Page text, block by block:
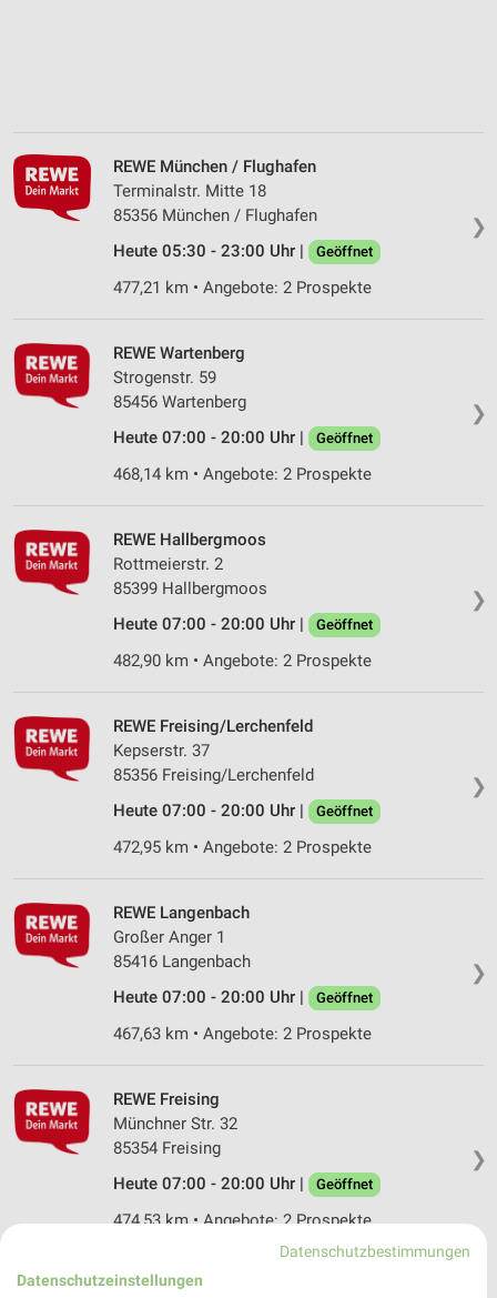
❯
REWE München / Flughafen
Terminalstr. Mitte 18
85356 München / Flughafen
Heute 05:30 - 23:00 Uhr |
Geöffnet
477,21 km • Angebote: 2 Prospekte
❯
REWE Wartenberg
Strogenstr. 59
85456 Wartenberg
Heute 07:00 - 20:00 Uhr |
Geöffnet
468,14 km • Angebote: 2 Prospekte
❯
REWE Hallbergmoos
Rottmeierstr. 2
85399 Hallbergmoos
Heute 07:00 - 20:00 Uhr |
Geöffnet
482,90 km • Angebote: 2 Prospekte
❯
REWE Freising/Lerchenfeld
Kepserstr. 37
85356 Freising/Lerchenfeld
Heute 07:00 - 20:00 Uhr |
Geöffnet
472,95 km • Angebote: 2 Prospekte
❯
REWE Langenbach
Großer Anger 1
85416 Langenbach
Heute 07:00 - 20:00 Uhr |
Geöffnet
467,63 km • Angebote: 2 Prospekte
❯
REWE Freising
Münchner Str. 32
85354 Freising
Heute 07:00 - 20:00 Uhr |
Geöffnet
474,53 km • Angebote: 2 Prospekte
REWE Freising/Innenstadt
Datenschutzbestimmungen
Datenschutzeinstellungen